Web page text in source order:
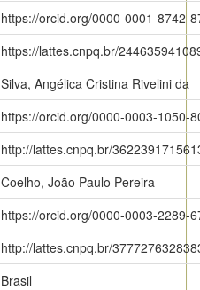
https://orcid.org/0000-0001-8742-
https://lattes.cnpq.br/
Silva, Angélica Cristina Rivelini da
https://orcid.org/0000-0003-1050-
http://lattes.cnpq.br/
Coelho, João Paulo Pereira
https://orcid.org/0000-0003-2289-
http://lattes.cnpq.br/
Brasil